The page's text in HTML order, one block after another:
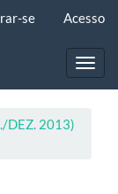
se Acesso
DEZ. 2013)